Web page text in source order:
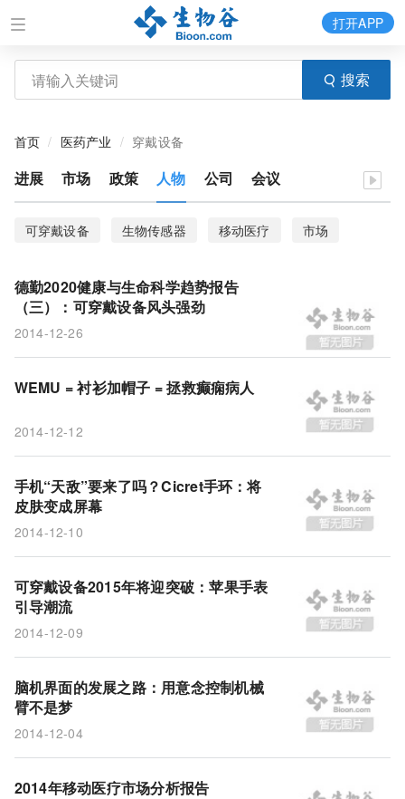
搜索
打开APP
首页 医药产业 穿戴设备
进展 市场 政策 人物 公司 会议
可穿戴设备 生物传感器 移动医疗
市场
流行病
机械臂 Cicret手环
屏幕
神经元
德勤2020健康与生命科学趋势报告
（三）：可穿戴设备风头强劲
2014-12-26
WEMU = 衬衫加帽子 = 拯救癫痫病人
2014-12-12
手机“天敌”要来了吗？Cicret手环：将
皮肤变成屏幕
2014-12-10
可穿戴设备2015年将迎突破：苹果手表
引导潮流
2014-12-09
脑机界面的发展之路：用意念控制机械
臂不是梦
2014-12-04
2014年移动医疗市场分析报告